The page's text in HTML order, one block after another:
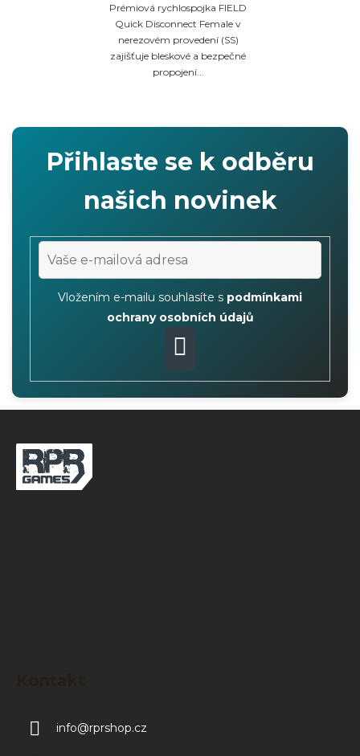
Prémiová rychlospojka FIELD
Quick Disconnect Female v
nerezovém provedení (SS)
zajišťuje bleskové a bezpečné
propojení...
Přihlaste se k odběru
našich novinek
Vložením e-mailu souhlasíte s podmínkami
ochrany osobních údajů
PŘIHLÁSIT
SE
info@rprshop.cz